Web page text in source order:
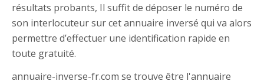
résultats probants, Il suffit de déposer le numéro de
son interlocuteur sur cet annuaire inversé qui va alors
permettre d’effectuer une identification rapide en
toute gratuité.
annuaire-inverse-fr.com se trouve être l'annuaire